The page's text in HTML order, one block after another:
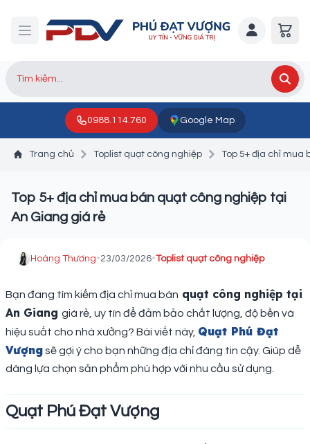
0988.114.760 Google Map
Trang chủ Toplist quạt công nghiệp Top 5+ địa chỉ mua
Top 5+ địa chỉ mua bán quạt công nghiệp tại
An Giang giá rẻ
Hoàng Thương•23/03/2026•Toplist quạt công nghiệp
Bạn đang tìm kiếm địa chỉ mua bán quạt công nghiệp tại
An Giang giá rẻ, uy tín để đảm bảo chất lượng, độ bền và
hiệu suất cho nhà xưởng? Bài viết này, Quạt Phú Đạt
Vượngsẽ gợi ý cho bạn những địa chỉ đáng tin cậy. Giúp dễ
dàng lựa chọn sản phẩm phù hợp với nhu cầu sử dụng.
Quạt Phú Đạt Vượng